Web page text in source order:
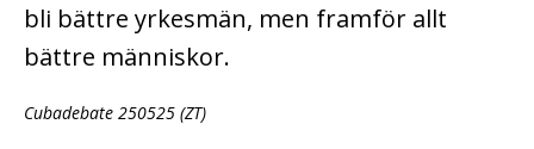
bli bättre yrkesmän, men framför allt
bättre människor.
Cubadebate 250525 (ZT)